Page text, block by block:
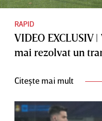
RAPID
VIDEO EXCLUSIV
mai rezolvat un
Citește mai mult